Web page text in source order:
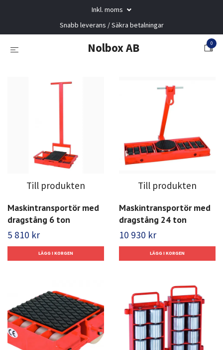
Inkl. moms
Snabb leverans / Säkra betalningar
Nolbox AB 0
Till produkten
Maskintransportör med
dragstång 6 ton
5 810 kr
Till produkten
Maskintransportör med
dragstång 24 ton
10 930 kr